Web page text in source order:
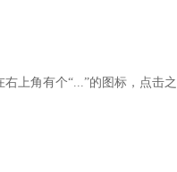
上角有个“...”的图标，点击